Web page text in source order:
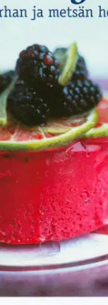
ja terveellisempää
Marjat on marjoja
ja kokille, joka nauttii
kakuissa ja
opas kattaa tietoa
historiasta ja
syötävää marjaa ja
ja
suojataan linnuilta ja
yli 70 ihastuttavaa
kuvineen aina hilloista